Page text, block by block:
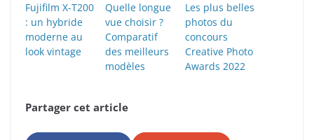
Fujifilm X-T200
: un hybride
moderne au
look vintage
Quelle longue
vue choisir ?
Comparatif
des meilleurs
modèles
Les plus belles
photos du
concours
Creative Photo
Awards 2022
Partager cet article